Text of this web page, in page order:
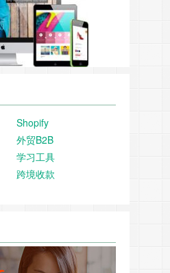
Shopify
外贸B2B
学习工具
跨境收款